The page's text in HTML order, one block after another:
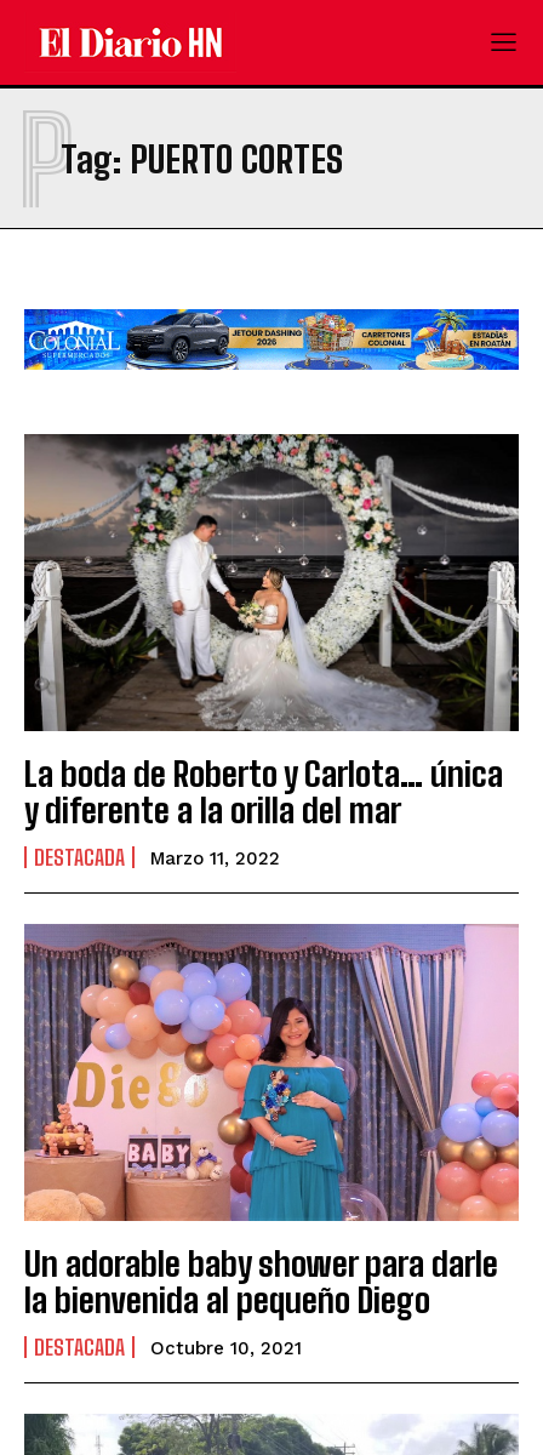
Tag: PUERTO CORTES
P
La boda de Roberto y Carlota… única
y diferente a la orilla del mar
DESTACADA Marzo 11, 2022
Un adorable baby shower para darle
la bienvenida al pequeño Diego
DESTACADA Octubre 10, 2021